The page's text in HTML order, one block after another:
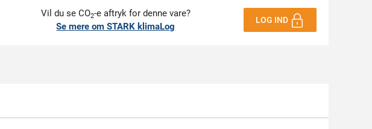
Vil du se CO2-e aftryk for denne vare?
Se mere om STARK klimaLog
LOG IND